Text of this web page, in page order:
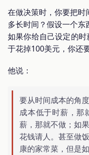
在做决策时，你要把
多长时间？假设一个东
如果你给自己设定的
于花掉100美元，你还
他说：
要从时间成本的角
成本低于时薪，那
薪，那就不做；如
花钱请人。甚至做
康的家常菜，但是